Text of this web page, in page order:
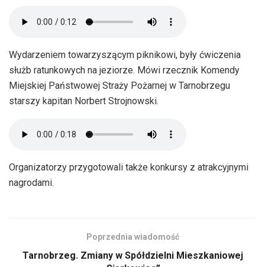
Wydarzeniem towarzyszącym piknikowi, były ćwiczenia
służb ratunkowych na jeziorze. Mówi rzecznik Komendy
Miejskiej Państwowej Straży Pożarnej w Tarnobrzegu
starszy kapitan Norbert Strojnowski.
Organizatorzy przygotowali także konkursy z atrakcyjnymi
nagrodami.
Poprzednia wiadomość
Tarnobrzeg. Zmiany w Spółdzielni Mieszkaniowej